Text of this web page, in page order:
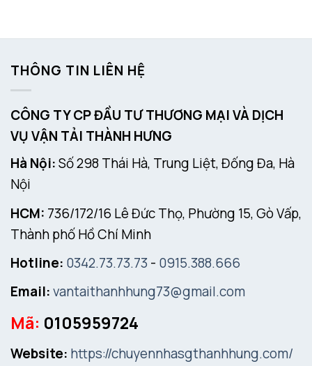
THÔNG TIN LIÊN HỆ
CÔNG TY CP ĐẦU TƯ THƯƠNG MẠI VÀ DỊCH
VỤ VẬN TẢI THÀNH HƯNG
Hà Nội:Số 298 Thái Hà, Trung Liệt, Đống Đa, Hà
Nội
HCM: 736/172/16 Lê Đức Thọ, Phường 15, Gò Vấp,
Thành phố Hồ Chí Minh
Hotline: 0342.73.73.73- 0915.388.666
Email:vantaithanhhung73@gmail.com
Mã: 0105959724
Website: https://chuyennhasgthanhhung.com/